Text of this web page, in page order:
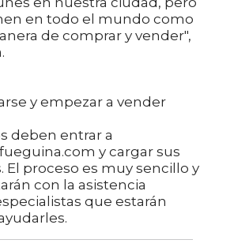
en todo el mundo como
de comprar y vender",
y empezar a vender
deben entrar a
y cargar sus
El proceso es muy sencillo y
con la asistencia
que estarán